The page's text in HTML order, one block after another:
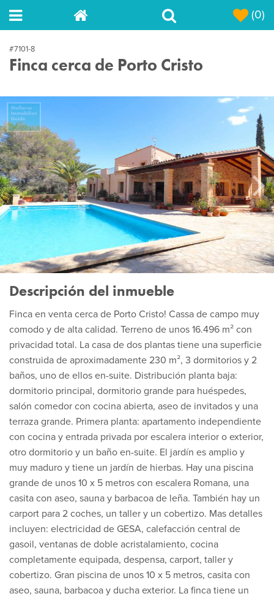
(0)
#7101-8
Finca cerca de Porto Cristo
Next
Descripción del inmueble
Finca en venta cerca de Porto Cristo! Cassa de campo muy
comodo y de alta calidad. Terreno de unos 16.496 m² con
privacidad total. La casa de dos plantas tiene una superficie
construida de aproximadamente 230 m², 3 dormitorios y 2
baños, uno de ellos en-suite. Distribución planta baja:
dormitorio principal, dormitorio grande para huéspedes,
salón comedor con cocina abierta, aseo de invitados y una
terraza grande. Primera planta: apartamento independiente
con cocina y entrada privada por escalera interior o exterior,
otro dormitorio y un baño en-suite. El jardín es amplio y
muy maduro y tiene un jardín de hierbas. Hay una piscina
grande de unos 10 x 5 metros con escalera Romana, una
casita con aseo, sauna y barbacoa de leña. También hay un
carport para 2 coches, un taller y un cobertizo. Mas detalles
incluyen: electricidad de GESA, calefacción central de
gasoil, ventanas de doble acristalamiento, cocina
completamente equipada, despensa, carport, taller y
cobertizo. Gran piscina de unos 10 x 5 metros, casita con
aseo, sauna, barbacoa y ducha exterior. La finca tiene un